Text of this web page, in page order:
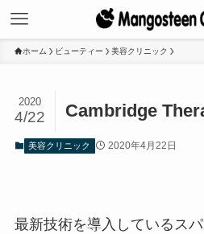
ホーム ビューティー 美容クリニック
Cambridge
2020
4/22
美容クリニック 2020年4月22日
最新技術を導入しているス